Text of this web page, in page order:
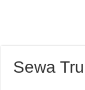
Sewa